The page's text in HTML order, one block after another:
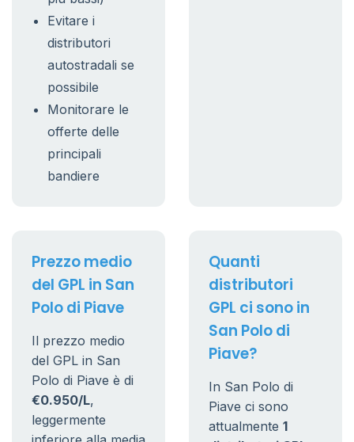
Evitare i
distributori
autostradali se
possibile
Monitorare le
offerte delle
principali
bandiere
Prezzo medio
del GPL in San
Polo di Piave
Il prezzo medio
del GPL in San
Polo di Piave è di
€0.950/L,
leggermente
Quanti
distributori
GPL ci sono in
San Polo di
Piave?
In San Polo di
Piave ci sono
attualmente 1